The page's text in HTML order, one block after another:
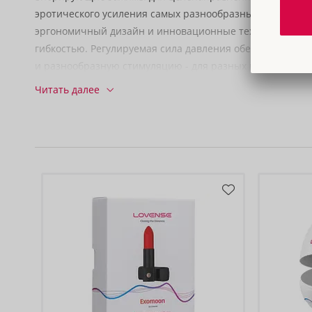
эротического усиления самых разнообразных
эргономичный дизайн и инновационные технологии с
гибкостью. Регулируемая сила давления
Шелковисто-мягкий силикон зажимов обеспечивает
интеграция в сольные и парные опыты или как часть
Благодаря 10 режимам вибрации, каждый из которых
управление осуществляется непосредственно на
приложение Lovense. С помощью приложения вы также
самостоятельно создавать бесчисленные программы
управлять ими и сохранять их через смартфон. Даже
расстоянии от партнера. Gemini также может
помощью звука и синхронизировать их с
Читать далее